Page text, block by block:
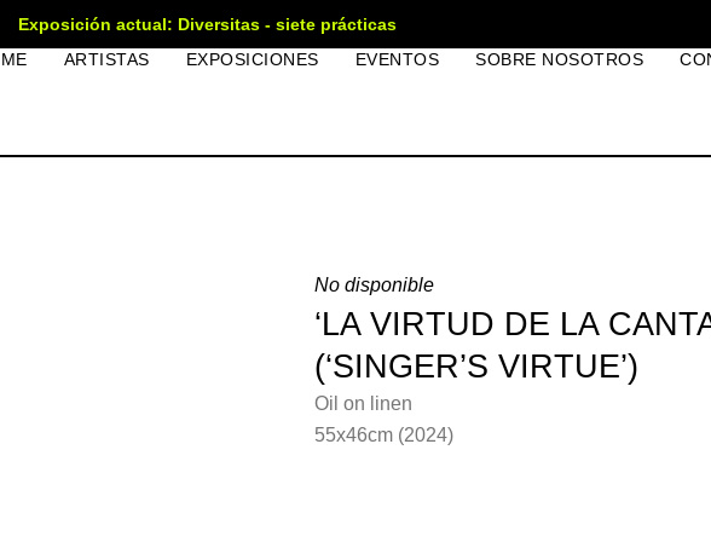
Exposición actual: Diversitas - siete prácticas
ARTISTAS EXPOSICIONES EVENTOS SOBRE NOSOTROS
No disponible
‘LA VIRTUD DE LA
(‘SINGER’S VIRTUE’)
Oil on linen
55x46cm (2024)